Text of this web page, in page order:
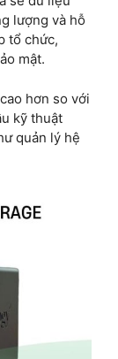
lượng và hỗ
tổ chức,
mật.
hơn so với
kỹ thuật
quản lý hệ